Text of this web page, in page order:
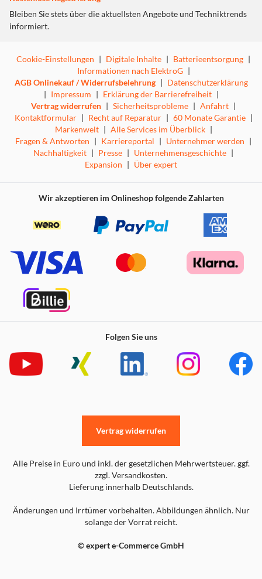
Bleiben Sie stets über die aktuellsten Angebote und Techniktrends
informiert.
Cookie-Einstellungen | Digitale Inhalte | Batterieentsorgung |
Informationen nach ElektroG |
AGB Onlinekauf / Widerrufsbelehrung | Datenschutzerklärung
| Impressum | Erklärung der Barrierefreiheit |
Vertrag widerrufen | Sicherheitsprobleme | Anfahrt |
Kontaktformular | Recht auf Reparatur | 60 Monate Garantie |
Markenwelt | Alle Services im Überblick |
Fragen & Antworten | Karriereportal | Unternehmer werden |
Nachhaltigkeit | Presse | Unternehmensgeschichte |
Expansion | Über expert
Wir akzeptieren im Onlineshop folgende Zahlarten
Folgen Sie uns
Alle Preise in Euro und inkl. der gesetzlichen Mehrwertsteuer. ggf.
zzgl. Versandkosten.
Lieferung innerhalb Deutschlands.
Änderungen und Irrtümer vorbehalten. Abbildungen ähnlich. Nur
solange der Vorrat reicht.
© expert e-Commerce GmbH
Vertrag widerrufen